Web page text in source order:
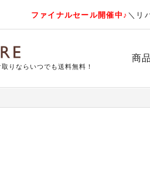
ファイナルセール開催中♪ ＼リ
りならいつでも送料無料！
商